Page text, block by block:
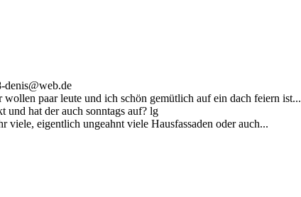
denis@web.de
wollen paar leute und ich schön gemütlich auf ein dach feiern ist...
und hat der auch sonntags auf? lg
viele, eigentlich ungeahnt viele Hausfassaden oder auch...